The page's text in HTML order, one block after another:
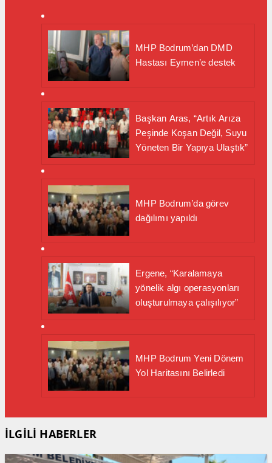
MHP Bodrum’dan DMD
Hastası Eymen’e destek
Başkan Aras, “Artık Arıza
Peşinde Koşan Değil, Suyu
Yöneten Bir Yapıya Ulaştık”
MHP Bodrum’da görev
dağılımı yapıldı
Ergene, “Karalamaya
yönelik algı operasyonları
oluşturulmaya çalışılıyor”
MHP Bodrum Yeni Dönem
Yol Haritasını Belirledi
İLGİLİ HABERLER